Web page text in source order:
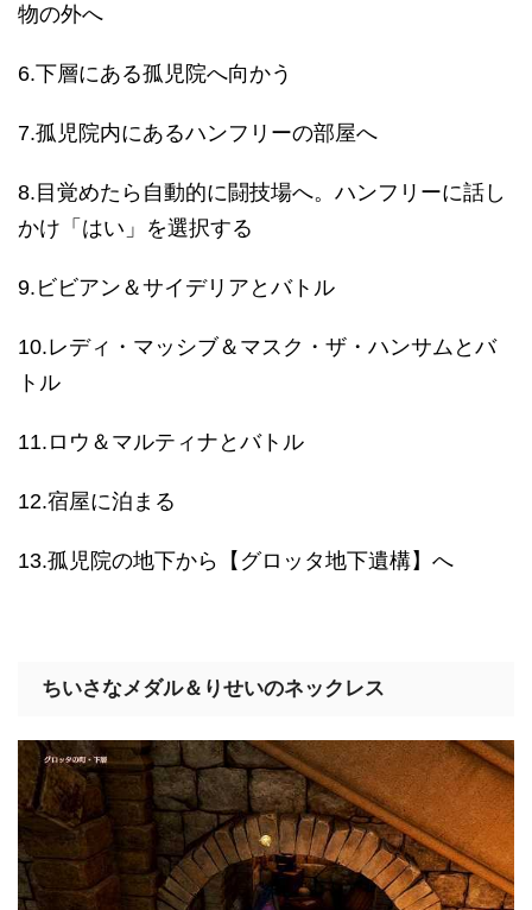
物の外へ
6.下層にある孤児院へ向かう
7.孤児院内にあるハンフリーの部屋へ
8.目覚めたら自動的に闘技場へ。ハンフリーに話し
かけ「はい」を選択する
9.ビビアン＆サイデリアとバトル
10.レディ・マッシブ＆マスク・ザ・ハンサムとバ
トル
11.ロウ＆マルティナとバトル
12.宿屋に泊まる
13.孤児院の地下から【グロッタ地下遺構】へ
ちいさなメダル＆りせいのネックレス